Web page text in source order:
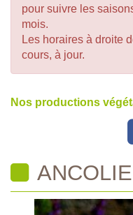
pour suivre les
mois.
Les horaires à droite
cours, à jour.
Nos productions
ANCOLIE